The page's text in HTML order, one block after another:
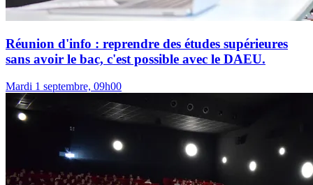
Réunion d'info : reprendre des études supérieures
sans avoir le bac, c'est possible avec le DAEU.
Mardi 1 septembre, 09h00